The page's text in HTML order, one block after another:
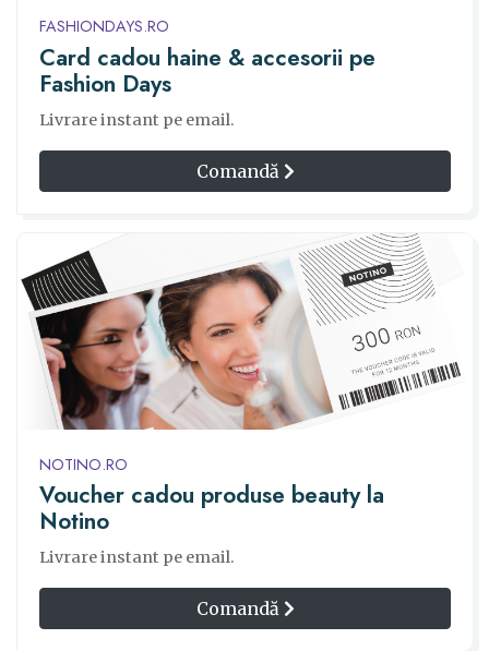
FASHIONDAYS.RO
Card cadou haine & accesorii pe
Fashion Days
Livrare instant pe email.
Comandă
NOTINO.RO
Voucher cadou produse beauty la
Notino
Livrare instant pe email.
Comandă